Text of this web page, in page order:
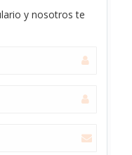
y nosotros te